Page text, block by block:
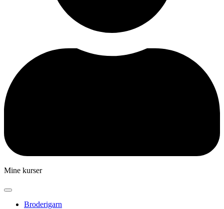
Mine kurser
Broderigarn